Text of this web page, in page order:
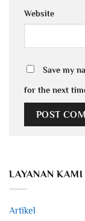
Website
Save my
for the next
LAYANAN KAMI
Artikel